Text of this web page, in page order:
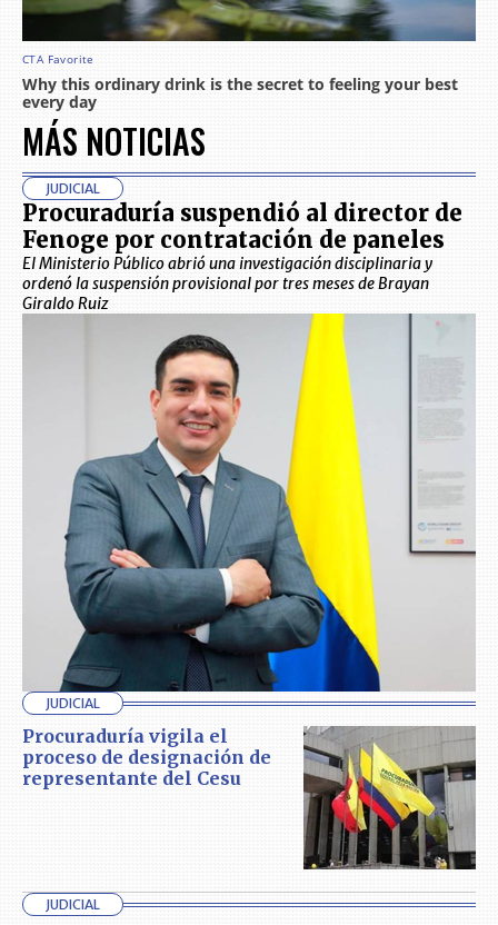
MÁS NOTICIAS
JUDICIAL
Procuraduría suspendió al director de
Fenoge por contratación de paneles
El Ministerio Público abrió una investigación disciplinaria y
ordenó la suspensión provisional por tres meses de Brayan
Giraldo Ruiz
JUDICIAL
Procuraduría vigila el
proceso de designación de
representante del Cesu
JUDICIAL